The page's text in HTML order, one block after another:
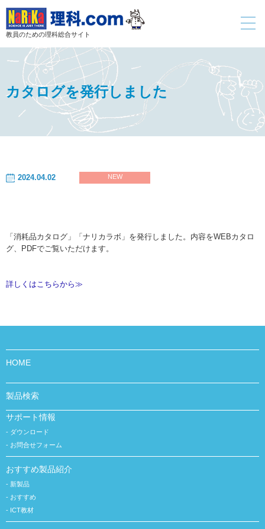
教員のための理科総合サイト
toggle
カタログを発行しました
2024.04.02 NEW
「消耗品カタログ」「ナリカラボ」を発行しました。内容をWEBカタロ
グ、PDFでご覧いただけます。
詳しくはこちらから≫
HOME
製品検索
サポート情報
ダウンロード
お問合せフォーム
おすすめ製品紹介
新製品
おすすめ
ICT教材